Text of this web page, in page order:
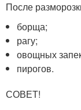
После
борща;
рагу;
овощных
пирогов.
СОВЕТ!